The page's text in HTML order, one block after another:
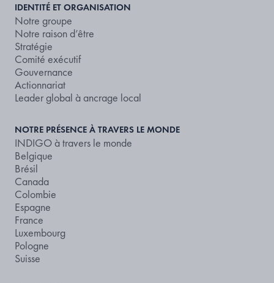
IDENTITÉ ET ORGANISATION
Notre groupe
Notre raison d’être
Stratégie
Comité exécutif
Gouvernance
Actionnariat
Leader global à ancrage local
NOTRE PRÉSENCE À TRAVERS LE MONDE
INDIGO à travers le monde
Belgique
Brésil
Canada
Colombie
Espagne
France
Luxembourg
Pologne
Suisse